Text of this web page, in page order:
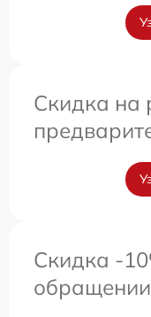
Скидка на
Скидка -
обращении